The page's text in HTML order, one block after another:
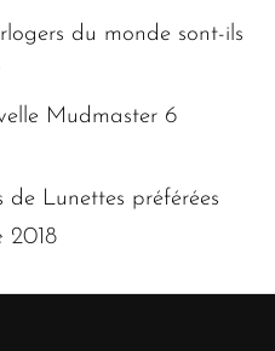
du monde sont-ils
Mudmaster 6
de Lunettes préférées
2018